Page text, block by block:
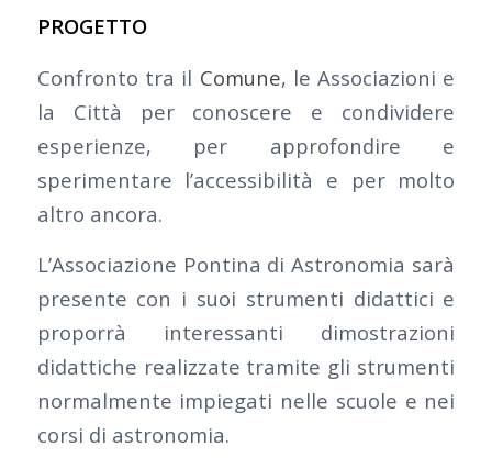
PROGETTO
Confronto tra il Comune, le Associazioni e
la Città per conoscere e condividere
esperienze, per approfondire e
sperimentare l’accessibilità e per molto
altro ancora.
L’Associazione Pontina di Astronomia sarà
presente con i suoi strumenti didattici e
proporrà interessanti dimostrazioni
didattiche realizzate tramite gli strumenti
normalmente impiegati nelle scuole e nei
corsi di astronomia.